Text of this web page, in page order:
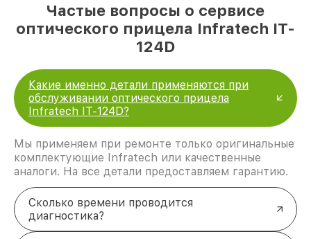
Частые вопросы о сервисе
оптического прицела Infratech IT-
124D
Какие именно детали применяются при
обслуживании оптического прицела
Infratech IT-124D?
Мы применяем при ремонте только оригинальные
комплектующие Infratech или качественные
аналоги. На все детали предоставляем гарантию.
Сколько времени проводится
диагностика?